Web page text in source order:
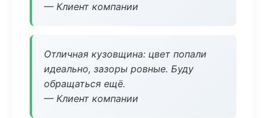
— Клиент компании
Отличная кузовщина: цвет попали
идеально, зазоры ровные. Буду
обращаться ещё.
— Клиент компании